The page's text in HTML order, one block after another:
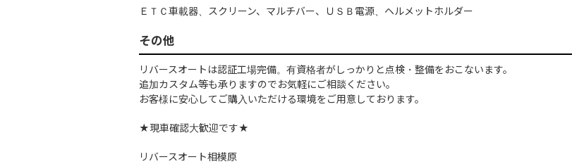
ＥＴＣ車載器、スクリーン、マルチバー、ＵＳＢ電源、ヘルメットホルダー
その他
リバースオートは認証工場完備。有資格者がしっかりと点検・整備をおこないます。
追加カスタム等も承りますのでお気軽にご相談ください。
お客様に安心してご購入いただける環境をご用意しております。
★現車確認大歓迎です★
リバースオート相模原